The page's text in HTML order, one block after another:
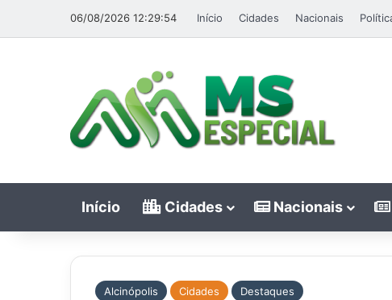
06/08/2026 12:29:54 Início Cidades Nacionais
Início Cidades Nacionais
Alcinópolis Cidades Destaques